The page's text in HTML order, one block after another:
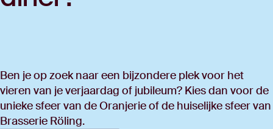
Ben je op zoek naar een bijzondere plek voor het
vieren van je verjaardag of jubileum? Kies dan voor de
unieke sfeer van de Oranjerie of de huiselijke sfeer van
Brasserie Röling.